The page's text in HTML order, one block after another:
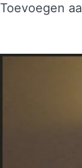
Toevoegen